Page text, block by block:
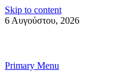
Skip to content
6 Αυγούστου, 2026
Primary Menu